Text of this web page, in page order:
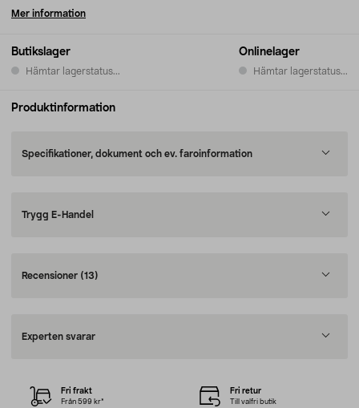
Butikslager
Hämtar lagerstatus...
Onlinelager
Hämtar lagerstatus...
Mer information
Produktinformation
Specifikationer, dokument och ev. faroinformation
Trygg E-Handel
Recensioner (13)
Experten svarar
Fri frakt
Från 599 kr*
Fri retur
Till valfri butik